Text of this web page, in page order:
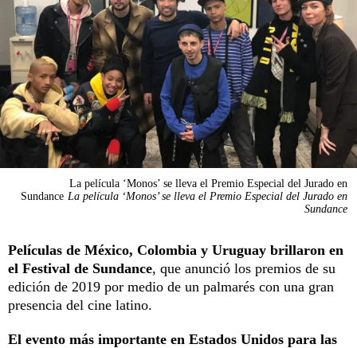
La película ‘Monos’ se lleva el Premio Especial del Jurado en
Sundance La película ‘Monos’ se lleva el Premio Especial del Jurado en
Sundance
Películas de México, Colombia y Uruguay brillaron en
el Festival de Sundance, que anunció los premios de su
edición de 2019 por medio de un palmarés con una gran
presencia del cine latino.
El evento más importante en Estados Unidos para las